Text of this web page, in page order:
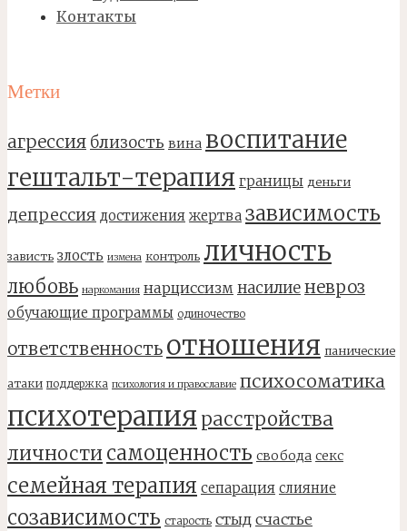
Контакты
Метки
агрессия близость вина воспитание
гештальт-терапия границы деньги
депрессия достижения жертва зависимость
зависть злость измена контроль личность
любовь наркомания нарциссизм насилиеневроз
обучающие программы одиночество
ответственность отношения панические
атаки поддержка психология и православие психосоматика
психотерапия расстройства
личности самоценность свобода секс
семейная терапия сепарация слияние
созависимость старость стыд счастье